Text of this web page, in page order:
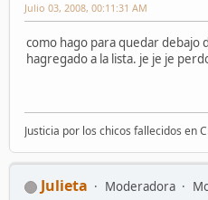
Julio 03, 2008, 00:11:31 AM
como hago para quedar debajo
hagregado a la lista. je je je
Justicia por los chicos fallecidos en
Julieta Moderadora